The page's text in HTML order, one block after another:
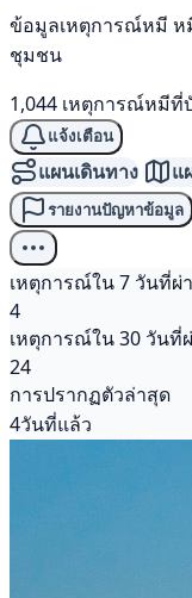
ข้อมูลเหตุการณ์หมี ห
ชุมชน
1,044 เหตุการณ์หมีที่
แจ้งเตือน
แผนเดินทาง แ
รายงานปัญหาข้อมูล
เหตุการณ์ใน 7 วันที่ผ่
4
เหตุการณ์ใน 30 วันที่
24
การปรากฏตัวล่าสุด
4วันที่แล้ว